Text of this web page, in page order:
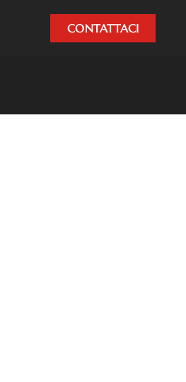
CONTATTACI